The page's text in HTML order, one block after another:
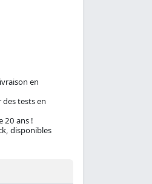
en
tests en
20 ans !
disponibles